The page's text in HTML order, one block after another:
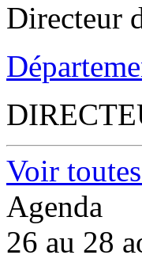
Directeur
Voir
Agenda
26 au 28